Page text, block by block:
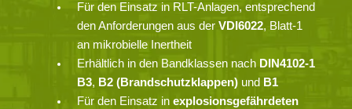
Für den Einsatz in RLT-Anlagen, entsprechend
den Anforderungen aus der VDI6022, Blatt-1
an mikrobielle Inertheit
Erhältlich in den Bandklassen nach DIN4102-1
B3, B2 (Brandschutzklappen)und B1
Für den Einsatz in explosionsgefährdeten